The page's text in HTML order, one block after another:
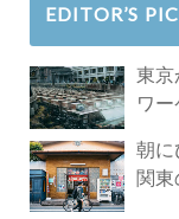
EDITOR’S
東京
ワ
朝に
関東